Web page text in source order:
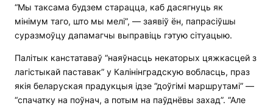
“Мы таксама будзем старацца, каб дасягнуць як
мінімум таго, што мы мелі”, — заявіў ён, папрасіўшы
суразмоўцу дапамагчы выправіць гэтую сітуацыю.
Палітык канстатаваў “наяўнасць некаторых цяжкасцей з
лагістыкай паставак” у Калінінградскую вобласць, праз
якія беларуская прадукцыя ідзе “доўгімі маршрутамі” —
“спачатку на поўнач, а потым на паўднёвы захад”. “Але